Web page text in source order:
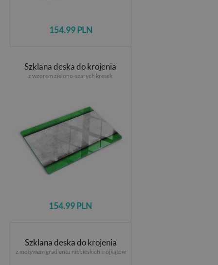
154.99 PLN
Szklana deska do krojenia
z wzorem zielono-szarych kresek
154.99 PLN
Szklana deska do krojenia
z motywem gradientu niebieskich trójkątów